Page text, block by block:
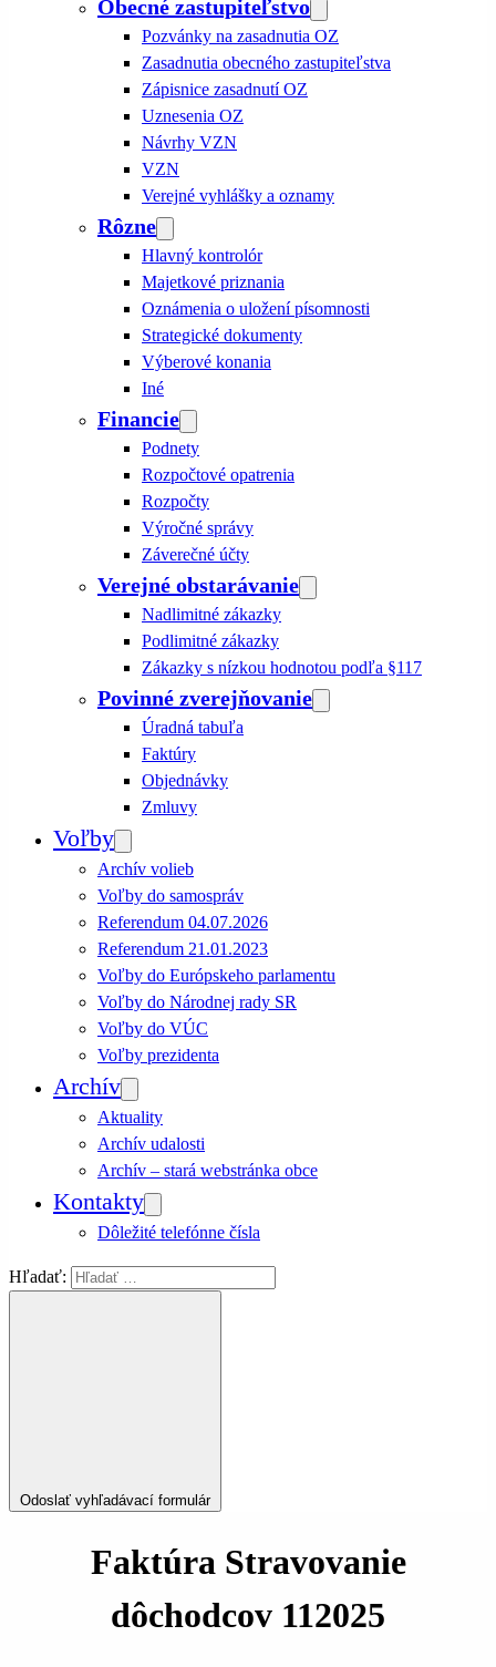
Obecné zastupiteľstvo
Pozvánky na zasadnutia OZ
Zasadnutia obecného zastupiteľstva
Zápisnice zasadnutí OZ
Uznesenia OZ
Návrhy VZN
VZN
Verejné vyhlášky a oznamy
Rôzne
Hlavný kontrolór
Majetkové priznania
Oznámenia o uložení písomnosti
Strategické dokumenty
Výberové konania
Iné
Financie
Podnety
Rozpočtové opatrenia
Rozpočty
Výročné správy
Záverečné účty
Verejné obstarávanie
Nadlimitné zákazky
Podlimitné zákazky
Zákazky s nízkou hodnotou podľa §117
Povinné zverejňovanie
Úradná tabuľa
Faktúry
Objednávky
Zmluvy
Voľby
Archív volieb
Voľby do samospráv
Referendum 04.07.2026
Referendum 21.01.2023
Voľby do Európskeho parlamentu
Voľby do Národnej rady SR
Voľby do VÚC
Voľby prezidenta
Archív
Aktuality
Archív udalosti
Archív – stará webstránka obce
Kontakty
Dôležité telefónne čísla
Hľadať:
Odoslať vyhľadávací formulár
Faktúra Stravovanie
dôchodcov 112025